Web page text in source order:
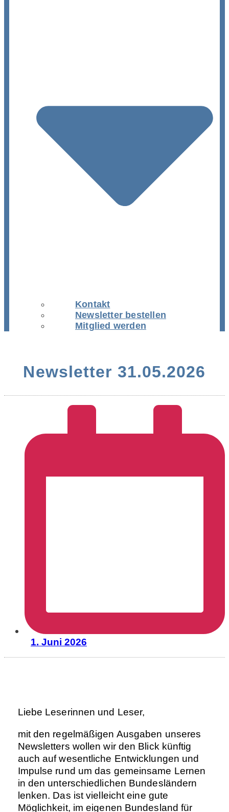
Kontakt
Newsletter bestellen
Mitglied werden
Newsletter 31.05.2026
1. Juni 2026
Liebe Leserinnen und Leser,
mit den regelmäßigen Ausgaben unseres
Newsletters wollen wir den Blick künftig
auch auf wesentliche Entwicklungen und
Impulse rund um das gemeinsame Lernen
in den unterschiedlichen Bundesländern
lenken. Das ist vielleicht eine gute
Möglichkeit, im eigenen Bundesland für